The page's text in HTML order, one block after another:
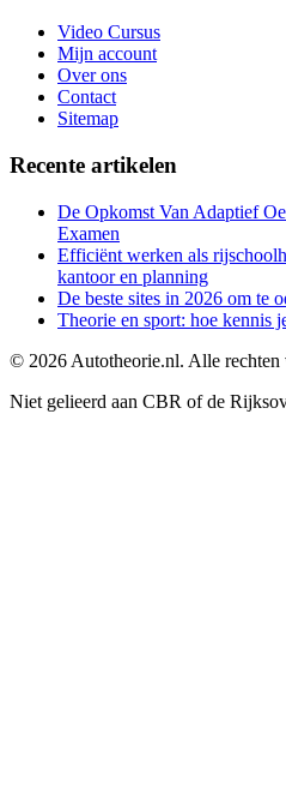
Video Cursus
Mijn account
Over ons
Contact
Sitemap
Recente artikelen
De Opkomst Van Adaptief
Examen
Efficiënt werken als
kantoor en planning
De beste sites in 2026 om te
Theorie en sport: hoe kennis
© 2026 Autotheorie.nl. Alle rechten
Niet gelieerd aan CBR of de